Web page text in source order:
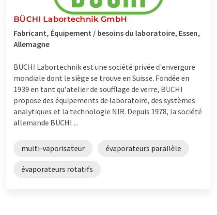
BÜCHI Labortechnik GmbH
Fabricant, Équipement / besoins du laboratoire, Essen,
Allemagne
BÜCHI Labortechnik est une société privée d'envergure
mondiale dont le siège se trouve en Suisse. Fondée en
1939 en tant qu'atelier de soufflage de verre, BÜCHI
propose des équipements de laboratoire, des systèmes
analytiques et la technologie NIR. Depuis 1978, la société
allemande BÜCHI ...
multi-vaporisateur évaporateurs parallèle
évaporateurs rotatifs